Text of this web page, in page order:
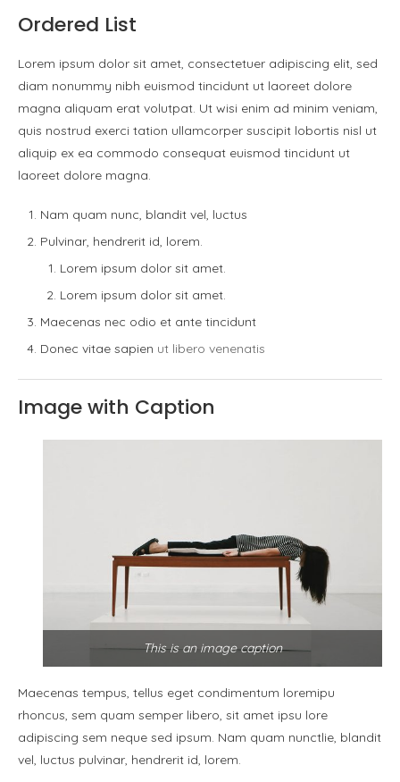
Ordered List
Lorem ipsum dolor sit amet, consectetuer adipiscing elit, sed
diam nonummy nibh euismod tincidunt ut laoreet dolore
magna aliquam erat volutpat. Ut wisi enim ad minim veniam,
quis nostrud exerci tation ullamcorper suscipit lobortis nisl ut
aliquip ex ea commodo consequat euismod tincidunt ut
laoreet dolore magna.
Nam quam nunc, blandit vel, luctus
Pulvinar, hendrerit id, lorem.
Lorem ipsum dolor sit amet.
Lorem ipsum dolor sit amet.
Maecenas nec odio et ante tincidunt
Donec vitae sapien ut libero venenatis
Image with Caption
This is an image caption
Maecenas tempus, tellus eget condimentum loremipu
rhoncus, sem quam semper libero, sit amet ipsu lore
adipiscing sem neque sed ipsum. Nam quam nunctlie, blandit
vel, luctus pulvinar, hendrerit id, lorem.